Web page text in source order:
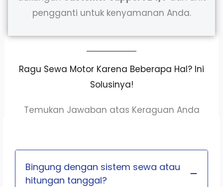
pengganti untuk kenyamanan Anda.
Ragu Sewa Motor Karena Beberapa Hal? Ini
Solusinya!
Temukan Jawaban atas Keraguan Anda
Bingung dengan sistem sewa atau
hitungan tanggal?